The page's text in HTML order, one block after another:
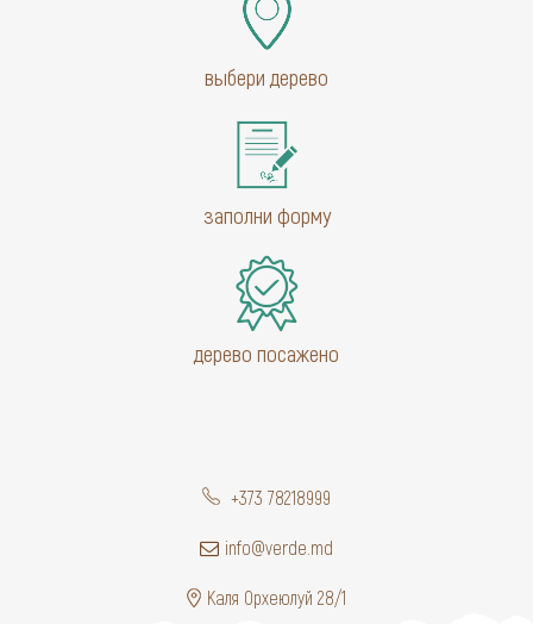
выбери дерево
заполни форму
дерево посажено
+373 78218999
info@verde.md
Каля Орхеюлуй 28/1